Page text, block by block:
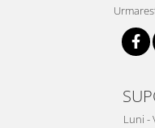
Luni -